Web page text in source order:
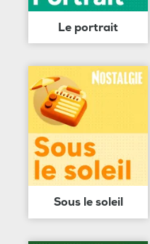
Le portrait
Sous le soleil